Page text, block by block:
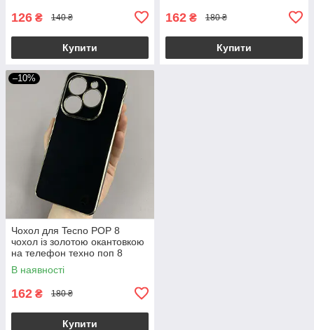
126 ₴ 140 ₴
Купити
162 ₴ 180 ₴
Купити
–10%
Чохол для Tecno POP 8
чохол із золотою окантовкою
на телефон техно поп 8
чорний h7y
В наявності
162 ₴ 180 ₴
Купити